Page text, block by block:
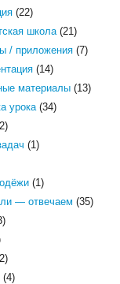
(22)
школа(21)
/ приложения(7)
(14)
материалы(13)
урока(34)
(1)
(1)
— отвечаем (35)
(4)